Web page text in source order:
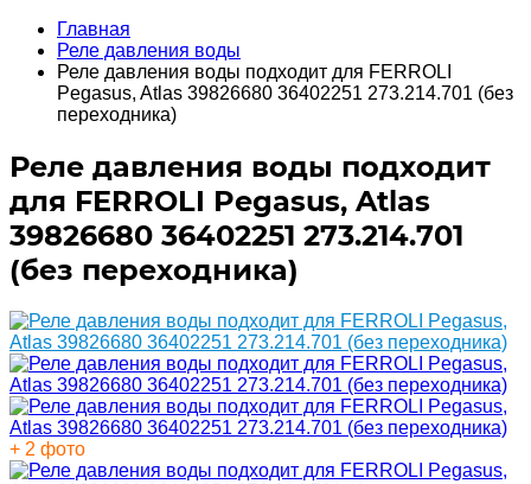
Главная
Реле давления воды
Реле давления воды подходит для FERROLI
Pegasus, Atlas 39826680 36402251 273.214.701 (без
переходника)
Реле давления воды подходит
для FERROLI Pegasus, Atlas
39826680 36402251 273.214.701
(без переходника)
+ 2 фото